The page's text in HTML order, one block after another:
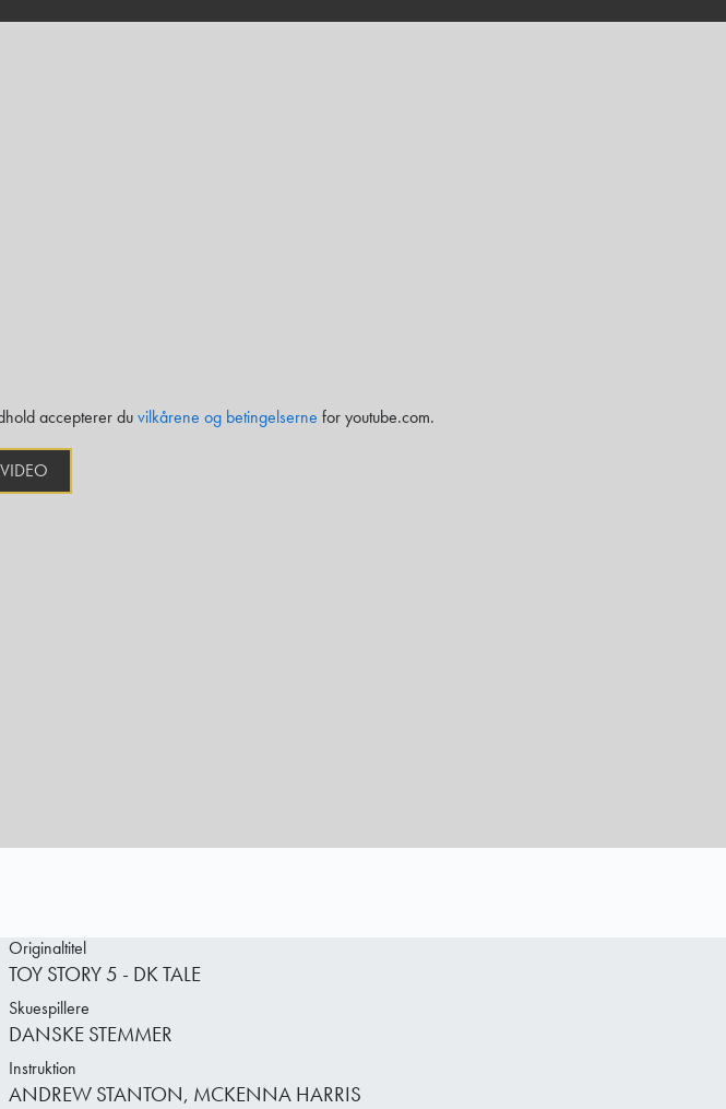
accepterer duvilkårene og betingelserne for youtube.com.
Originaltitel
TOY STORY 5 - DK TALE
Skuespillere
DANSKE STEMMER
Instruktion
ANDREW STANTON, MCKENNA HARRIS